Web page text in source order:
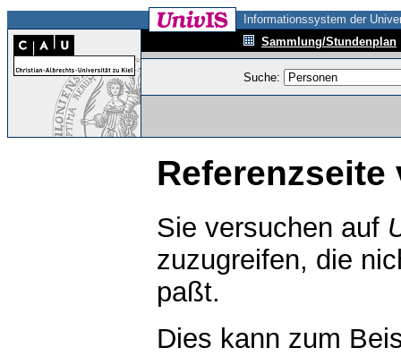
Informationssystem der
Sammlung/Stundenplan
Suche:
Referenzseite
Sie versuchen auf
zuzugreifen, die
paßt.
Dies kann zum